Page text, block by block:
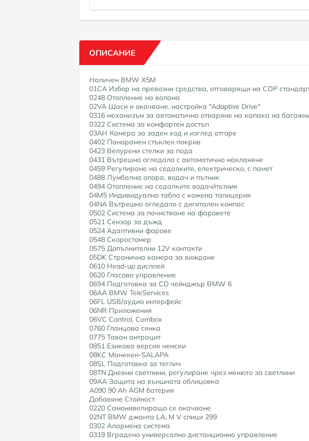
ОПИСАНИЕ
Наличен BMW X5M
01CA Избор на превозни средства, отговарящи на COP
0248 Отопление на волана
02VA Шаси и окачване. настройка "Adaptive Drive"
0316 механизъм за автоматично отваряне на капака на
0322 Система за комфортен достъп
03AH Камера за заден ход и изглед отгоре
0402 Панорамен стъклен покрив
0423 Велурени стелки за пода
0431 Вътрешно огледало с автоматично накланяне
0459 Регулиране на седалките, електрическо, с памет
0488 Лумбална опора, водач и пътник
0494 Отопление на седалките водач/пътник
04M5 Индивидуално табло с кожена тапицерия
04NA Вътрешно огледало с дигитален компас
0502 Система за почистване на фаровете
0521 Сензор за дъжд
0524 Адаптивни фарове
0548 Скоростомер
0575 Допълнителни 12V контакти
05DK Странична камера за виждане
0610 Head-up дисплей
0620 Гласово управление
0694 Подготовка за CD чейнджър BMW 6
06AA BMW TeleServices
06FL USB/аудио интерфейс
06NR Приложения
06VC Control, Combox
0760 Гланцова сянка
0775 Таван антрацит
0851 Езикова версия немски
08KC Манекен-SALAPA
08SL Подготовка за теглич
08TN Дневни светлини, регулиране чрез менюто за светлини
09AA Защита на външната облицовка
A090 90 Ah AGM батерия
Добавяне Стойност
0220 Самонивелиращо се окачване
02NT BMW джанта LA, M V спици 299
0302 Алармена система
0319 Вградено универсално дистанционно управление